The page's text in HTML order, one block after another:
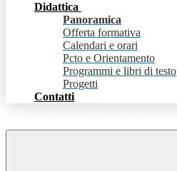
Didattica
Panoramica
Offerta formativa
Calendari e orari
Pcto e Orientamento
Programmi e libri di testo
Progetti
Contatti